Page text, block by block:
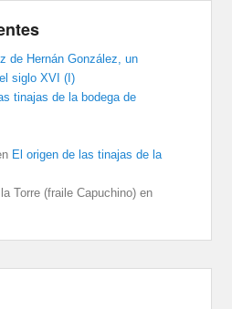
de Hernán González, un
siglo XVI (I)
tinajas de la bodega de
El origen de las tinajas de la
Torre (fraile Capuchino) en